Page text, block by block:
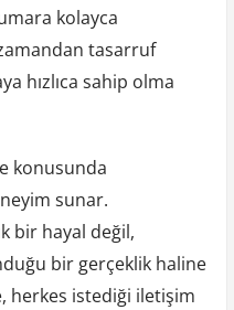
kolayca
tasarruf
hızlıca sahip olma
konusunda
sunar.
bir hayal değil,
bir gerçeklik haline
herkes istediği iletişim